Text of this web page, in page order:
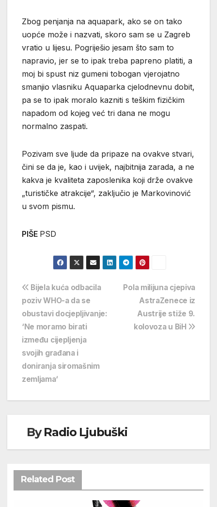
Zbog penjanja na aquapark, ako se on tako
uopće može i nazvati, skoro sam se u Zagreb
vratio u lijesu. Pogriješio jesam što sam to
napravio, jer se to ipak treba papreno platiti, a
moj bi spust niz gumeni tobogan vjerojatno
smanjio vlasniku Aquaparka cjelodnevnu dobit,
pa se to ipak moralo kazniti s teškim fizičkim
napadom od kojeg već tri dana ne mogu
normalno zaspati.
Pozivam sve ljude da pripaze na ovakve stvari,
čini se da je, kao i uvijek, najbitnija zarada, a ne
kakva je kvaliteta zaposlenika koji drže ovakve
„turističke atrakcije“, zaključio je Markovinović
u svom pismu.
PIŠE PSD
Navigacija
objava
Pola milijuna cjepiva
AstraZenece iz
Austrije stiže 9.
kolovoza u BiH
Bijela kuća odbacila
poziv WHO-a da se
obustavi docjepljivanje:
‘Ne moramo birati
između cijepljenja
svojih građana i
doniranja siromašnim
zemljama‘
ByRadio Ljubuški
Related Post